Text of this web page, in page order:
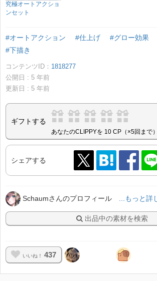
究極オートアクショ
ンセット
#オートアクション #仕上げ #グロー効果
#下描き
コンテンツID： 1818277
公開日 : 5 年前
更新日 : 5 年前
ギフトする
あなたのCLIPPYを 10 CP（×5回まで
シェアする
Schaumさんのプロフィール ...もっと詳
出品中の素材を検索
いいね！ 437